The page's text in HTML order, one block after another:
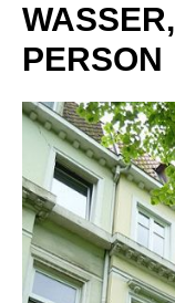
PERSON